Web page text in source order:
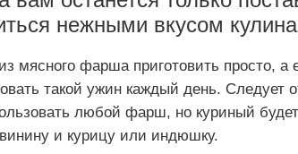
нежными вкусом
мясного фарша приготовить просто, а
такой ужин каждый день. Следует
любой фарш, но куриный
и курицу или индюшку.